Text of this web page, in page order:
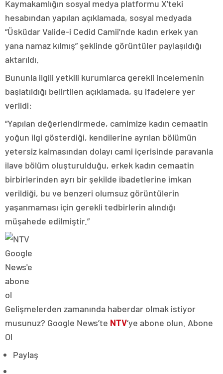
Kaymakamlığın sosyal medya platformu X’teki
hesabından yapılan açıklamada, sosyal medyada
“Üsküdar Valide-i Cedid Camii’nde kadın erkek yan
yana namaz kılmış” şeklinde görüntüler paylaşıldığı
aktarıldı.
Bununla ilgili yetkili kurumlarca gerekli incelemenin
başlatıldığı belirtilen açıklamada, şu ifadelere yer
verildi:
“Yapılan değerlendirmede, camimize kadın cemaatin
yoğun ilgi gösterdiği, kendilerine ayrılan bölümün
yetersiz kalmasından dolayı cami içerisinde paravanla
ilave bölüm oluşturulduğu, erkek kadın cemaatin
birbirlerinden ayrı bir şekilde ibadetlerine imkan
verildiği, bu ve benzeri olumsuz görüntülerin
yaşanmaması için gerekli tedbirlerin alındığı
müşahede edilmiştir.”
Gelişmelerden zamanında haberdar olmak istiyor
musunuz? Google News’te NTV‘ye abone olun. Abone
Ol
Paylaş